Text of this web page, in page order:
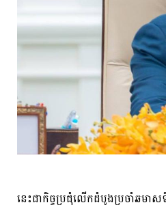
នេះជាកិច្ចប្រជុំលើកដំបូងប្រចាំឆមាសទី